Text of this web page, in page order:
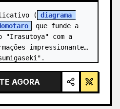
( diagrama
que funde a
"Irasutoya" com a
impressionante
AGORA